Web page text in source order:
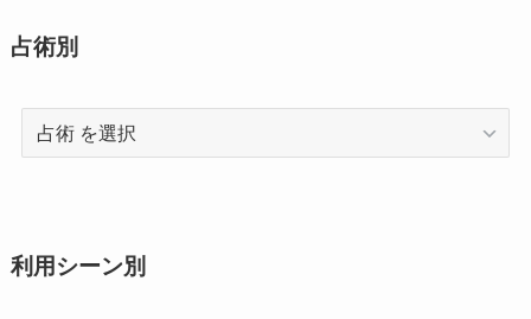
占術別
術
利用シーン別